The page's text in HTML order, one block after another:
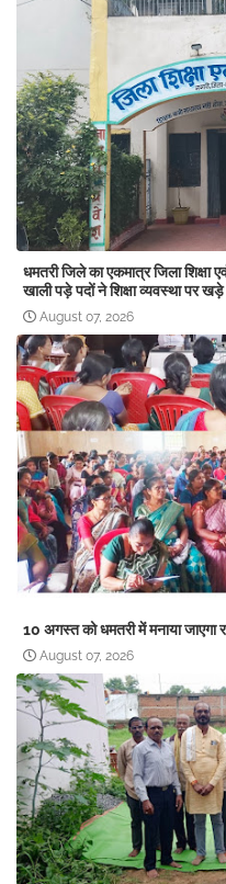
धमतरी जिले का एकमात्र जिला शिक्षा
खाली पड़े पदों ने शिक्षा व्यवस्था पर
August 07, 2026
10 अगस्त को धमतरी में मनाया जाएगा
August 07, 2026